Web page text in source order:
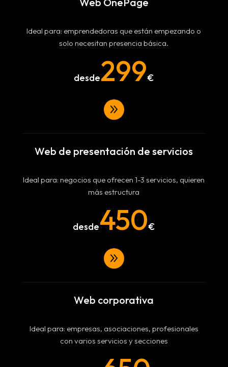
Ideal para: emprendedoras que están empezando o
solo necesitan presencia básica.
299
9
Web de presentación de servicios
Ideal para: negocios que ofrecen 1-3 servicios, quieren
más estructura
450
9
Web corporativa
Ideal para: empresas, asociaciones, profesionales
con varios servicios y secciones